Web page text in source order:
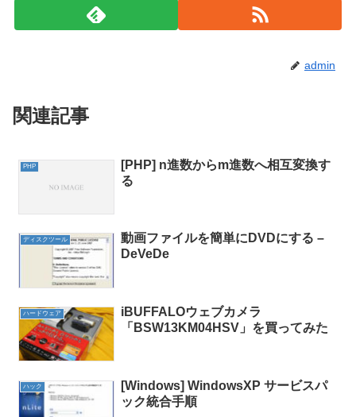
admin
関連記事
PHP
[PHP] n進数からm進数へ相互変換す
る
ディスクツール
動画ファイルを簡単にDVDにする –
DeVeDe
ハードウェア
iBUFFALOウェブカメラ
「BSW13KM04HSV」を買ってみた
ハック
[Windows] WindowsXP サービスパ
ック統合手順